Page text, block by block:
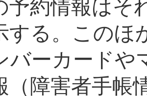
予約情報はそ
する。このほ
バーカードや
（障害者手帳